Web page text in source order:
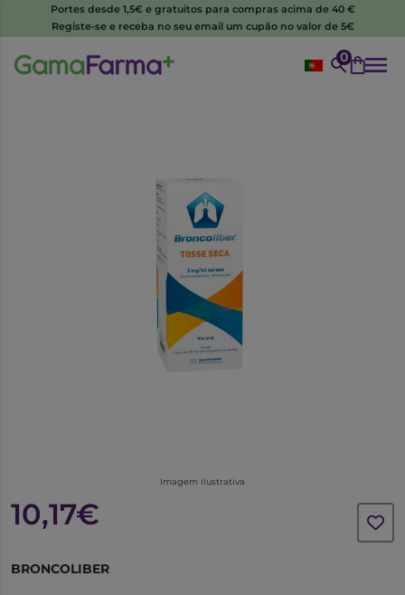
Portes desde 1,5€ e gratuitos para compras acima de 40 €
Registe-se e receba no seu email um cupão no valor de 5€
0
Imagem ilustrativa
10,17€
BRONCOLIBER